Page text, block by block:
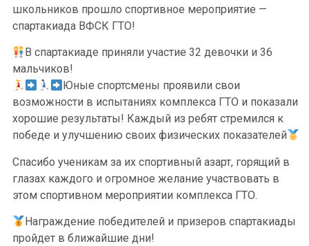
школьников прошло спортивное мероприятие —
спартакиада ВФСК ГТО!
В спартакиаде приняли участие 32 девочки и 36
мальчиков!
Юные спортсмены проявили свои
возможности в испытаниях комплекса ГТО и показали
хорошие результаты! Каждый из ребят стремился к
победе и улучшению своих физических показателей
Спасибо ученикам за их спортивный азарт, горящий в
глазах каждого и огромное желание участвовать в
этом спортивном мероприятии комплекса ГТО.
Награждение победителей и призеров спартакиады
пройдет в ближайшие дни!